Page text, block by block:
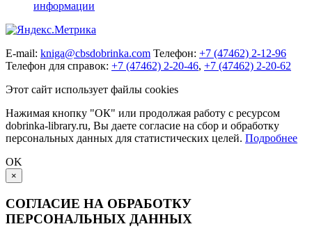
E-mail: kniga@cbsdobrinka.com Телефон: +7 (47462) 2-12-96
Телефон для справок: +7 (47462) 2-20-46, +7 (47462) 2-20-62
Этот сайт использует файлы cookies
Нажимая кнопку "ОК" или продолжая работу с ресурсом
dobrinka-library.ru, Вы даете согласие на сбор и обработку
персональных данных для статистических целей. Подробнее
OK
×
СОГЛАСИЕ НА ОБРАБОТКУ
ПЕРСОНАЛЬНЫХ ДАННЫХ